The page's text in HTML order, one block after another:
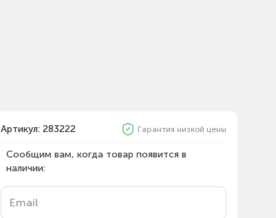
Артикул: 283222 Гарантия низкой цены
Сообщим вам, когда товар появится в
наличии:
Email